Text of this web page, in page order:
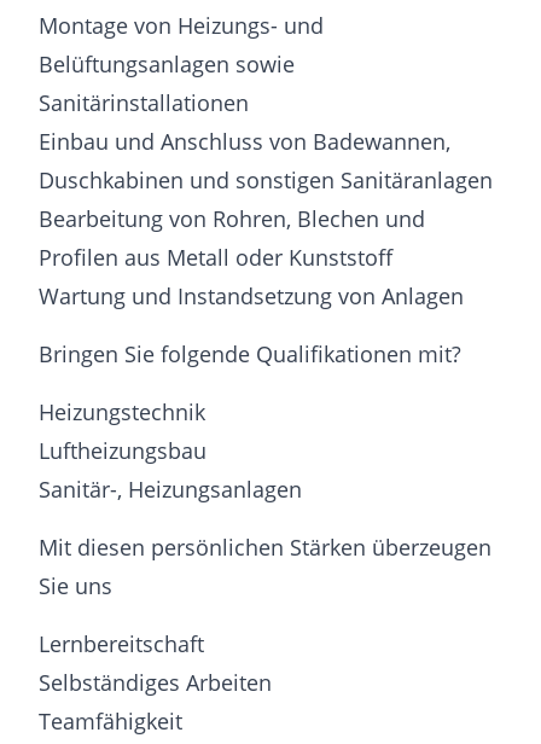
Montage von Heizungs- und
Belüftungsanlagen sowie
Sanitärinstallationen
Einbau und Anschluss von Badewannen,
Duschkabinen und sonstigen Sanitäranlagen
Bearbeitung von Rohren, Blechen und
Profilen aus Metall oder Kunststoff
Wartung und Instandsetzung von Anlagen
Bringen Sie folgende Qualifikationen mit?
Heizungstechnik
Luftheizungsbau
Sanitär-, Heizungsanlagen
Mit diesen persönlichen Stärken überzeugen
Sie uns
Lernbereitschaft
Selbständiges Arbeiten
Teamfähigkeit